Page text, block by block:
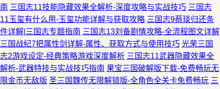
南 三国志11技能隐藏效果全解析-深度攻略与实战技巧 三国志
11玉玺有什么用-玉玺功能详解与获取攻略 三国志9蔡琰归还条
件详解|三国志专题指南 三国志13刘备剧情攻略-全流程图文详解
三国战纪7把属性剑详解-属性、获取方式与使用技巧 光荣三国
志2游戏设定-经典策略游戏深度解析 三国志11武器隐藏效果全
解析-武器特技与实战技巧指南 果宝三国破解版下载-免费畅玩无
限金币无敌版 圣三国魏传无限解锁版-全角色全关卡免费畅玩 三